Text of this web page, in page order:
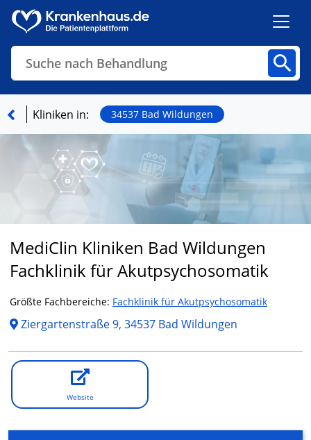
Suche nach Behandlung
Finden
Kliniken in: 34537 Bad Wildungen
MediClin Kliniken Bad Wildungen
Fachklinik für Akutpsychosomatik
Größte Fachbereiche: Fachklinik für Akutpsychosomatik
Ziergartenstraße 9, 34537 Bad Wildungen
Website